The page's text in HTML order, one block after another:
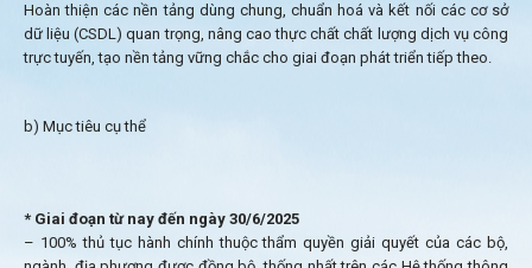
Hoàn thiện các nền tảng dùng chung, chuẩn hoá và kết nối các cơ sở
dữ liệu (CSDL) quan trọng, nâng cao thực chất chất lượng dịch vụ công
trực tuyến, tạo nền tảng vững chắc cho giai đoạn phát triển tiếp theo.
b) Mục tiêu cụ thể
* Giai đoạn từ nay đến ngày 30/6/2025
– 100% thủ tục hành chính thuộc thẩm quyền giải quyết của các bộ,